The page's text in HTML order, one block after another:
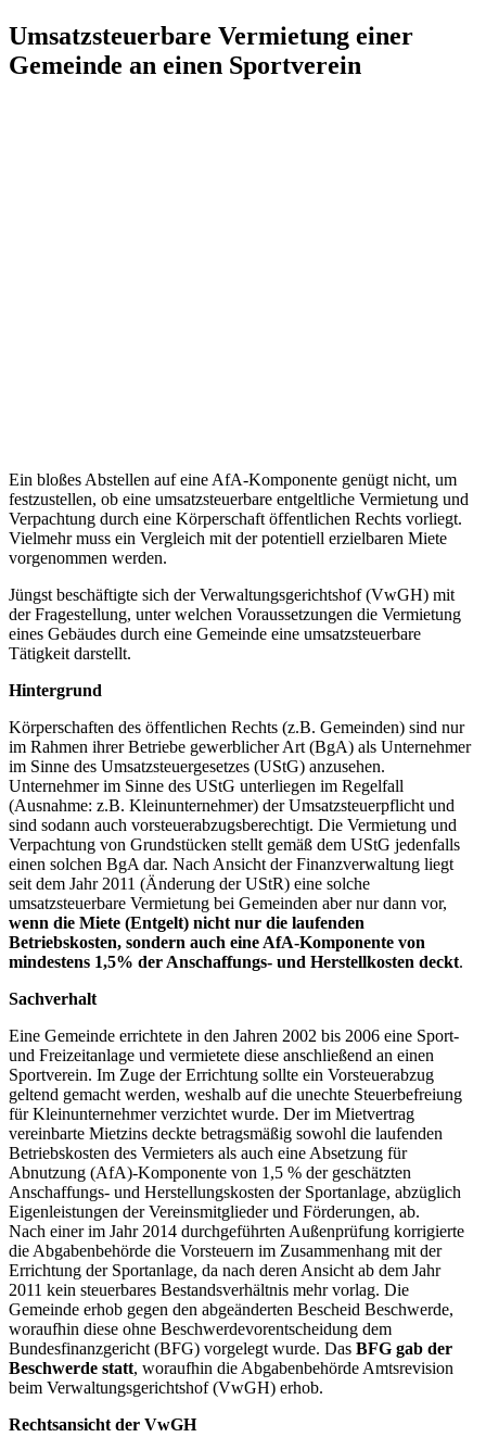
Zum
Inhalt
springen
Umsatzsteuerbare Vermietung einer
Gemeinde an einen Sportverein
Ein bloßes Abstellen auf eine AfA-Komponente genügt nicht, um
festzustellen, ob eine umsatzsteuerbare entgeltliche Vermietung und
Verpachtung durch eine Körperschaft öffentlichen Rechts vorliegt.
Vielmehr muss ein Vergleich mit der potentiell erzielbaren Miete
vorgenommen werden.
Jüngst beschäftigte sich der Verwaltungsgerichtshof (VwGH) mit
der Fragestellung, unter welchen Voraussetzungen die Vermietung
eines Gebäudes durch eine Gemeinde eine umsatzsteuerbare
Tätigkeit darstellt.
Hintergrund
Körperschaften des öffentlichen Rechts (z.B. Gemeinden) sind nur
im Rahmen ihrer Betriebe gewerblicher Art (BgA) als Unternehmer
im Sinne des Umsatzsteuergesetzes (UStG) anzusehen.
Unternehmer im Sinne des UStG unterliegen im Regelfall
(Ausnahme: z.B. Kleinunternehmer) der Umsatzsteuerpflicht und
sind sodann auch vorsteuerabzugsberechtigt. Die Vermietung und
Verpachtung von Grundstücken stellt gemäß dem UStG jedenfalls
einen solchen BgA dar. Nach Ansicht der Finanzverwaltung liegt
seit dem Jahr 2011 (Änderung der UStR) eine solche
umsatzsteuerbare Vermietung bei Gemeinden aber nur dann vor,
wenn die Miete (Entgelt) nicht nur die laufenden
Betriebskosten, sondern auch eine AfA-Komponente von
mindestens 1,5% der Anschaffungs- und Herstellkosten deckt.
Sachverhalt
Eine Gemeinde errichtete in den Jahren 2002 bis 2006 eine Sport-
und Freizeitanlage und vermietete diese anschließend an einen
Sportverein. Im Zuge der Errichtung sollte ein Vorsteuerabzug
geltend gemacht werden, weshalb auf die unechte Steuerbefreiung
für Kleinunternehmer verzichtet wurde. Der im Mietvertrag
vereinbarte Mietzins deckte betragsmäßig sowohl die laufenden
Betriebskosten des Vermieters als auch eine Absetzung für
Abnutzung (AfA)-Komponente von 1,5 % der geschätzten
Anschaffungs- und Herstellungskosten der Sportanlage, abzüglich
Eigenleistungen der Vereinsmitglieder und Förderungen, ab.
Nach einer im Jahr 2014 durchgeführten Außenprüfung korrigierte
die Abgabenbehörde die Vorsteuern im Zusammenhang mit der
Errichtung der Sportanlage, da nach deren Ansicht ab dem Jahr
2011 kein steuerbares Bestandsverhältnis mehr vorlag. Die
Gemeinde erhob gegen den abgeänderten Bescheid Beschwerde,
woraufhin diese ohne Beschwerdevorentscheidung dem
Bundesfinanzgericht (BFG) vorgelegt wurde. Das BFG gab der
Beschwerde statt, woraufhin die Abgabenbehörde Amtsrevision
beim Verwaltungsgerichtshof (VwGH) erhob.
Rechtsansicht der VwGH